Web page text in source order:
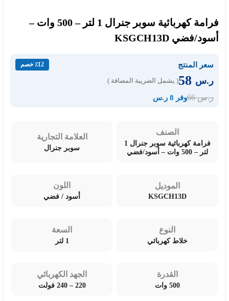
فرامة كهربائية سوبر جنرال 1 لتر – 500 وات –
أسود/فضي KSGCH13D
سعر المنتج ٪12 خصم
ر.س ( يشمل الضريبة المضافة )
ر.س66 وفر 8 ر.س
الصنف
فرامة كهربائية سوبر جنرال 1
لتر – 500 وات – أسود/فضي
العلامة التجارية
سوبر جنرال
الموديل
KSGCH13D
اللون
أسود / فضي
النوع
خلاط كهربائي
السعة
1 لتر
القدرة
500 وات
الجهد الكهربائي
220 – 240 فولت